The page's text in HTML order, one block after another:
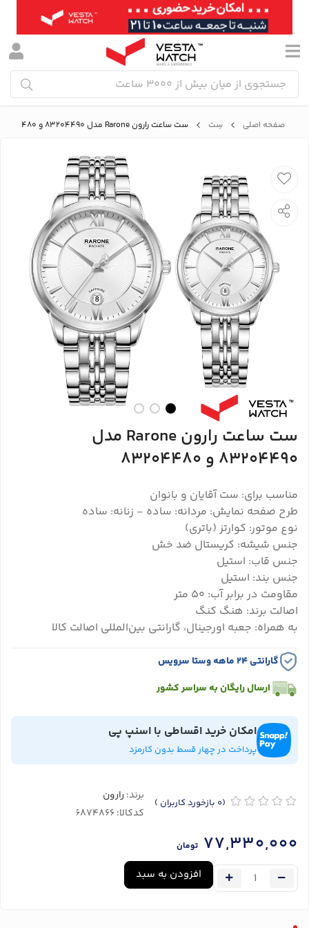
صفحه اصلی سِت ست ساعت رارون Rarone مدل 83204490 و 83204480
ست ساعت رارون Rarone مدل
83204490 و 83204480
مناسب برای: ست آقایان و بانوان
طرح صفحه نمایش: مردانه: ساده - زنانه: ساده
نوع موتور: کوارتز (باتری)
جنس شیشه: کریستال ضد خش
جنس قاب: استیل
جنس بند: استیل
مقاومت در برابر آب: 50 متر
اصالت برند: هنگ کنگ
به همراه: جعبه اورجینال، گارانتی بین‌المللی اصالت کالا
گارانتی ۲۴ ماهه وستا سرویس
ارسال رایگان به سراسر کشور
امکان خرید اقساطی با اسنپ پی
پرداخت در چهار قسط بدون کارمزد
(0 بازخورد کاربران ) برند: رارون
کدکالا:
77,330,000 تومان
افزودن به سبد